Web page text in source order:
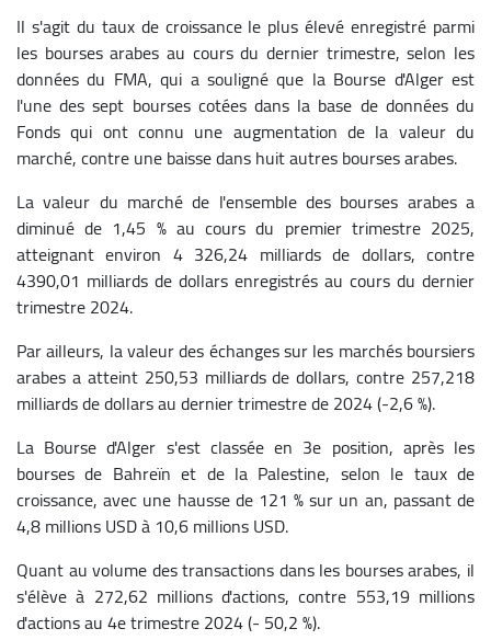
Il s'agit du taux de croissance le plus élevé enregistré parmi
les bourses arabes au cours du dernier trimestre, selon les
données du FMA, qui a souligné que la Bourse d'Alger est
l'une des sept bourses cotées dans la base de données du
Fonds qui ont connu une augmentation de la valeur du
marché, contre une baisse dans huit autres bourses arabes.
La valeur du marché de l'ensemble des bourses arabes a
diminué de 1,45 % au cours du premier trimestre 2025,
atteignant environ 4 326,24 milliards de dollars, contre
4390,01 milliards de dollars enregistrés au cours du dernier
trimestre 2024.
Par ailleurs, la valeur des échanges sur les marchés boursiers
arabes a atteint 250,53 milliards de dollars, contre 257,218
milliards de dollars au dernier trimestre de 2024 (-2,6 %).
La Bourse d'Alger s'est classée en 3e position, après les
bourses de Bahreïn et de la Palestine, selon le taux de
croissance, avec une hausse de 121 % sur un an, passant de
4,8 millions USD à 10,6 millions USD.
Quant au volume des transactions dans les bourses arabes, il
s'élève à 272,62 millions d'actions, contre 553,19 millions
d'actions au 4e trimestre 2024 (- 50,2 %).